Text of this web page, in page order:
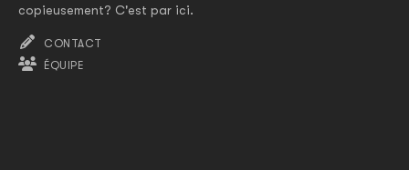
copieusement? C'est par ici.
CONTACT
ÉQUIPE